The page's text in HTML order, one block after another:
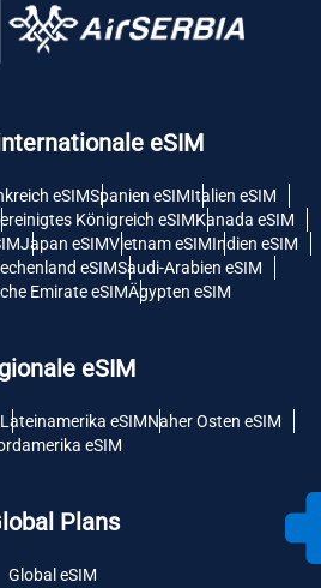
eSIM
eSIMSpanien eSIMItalien eSIM
Königreich eSIMKanada eSIM
Japan eSIMVietnam eSIMIndien eSIM
eSIMSaudi-Arabien eSIM
Emirate eSIMÄgypten eSIM
eSIM
Lateinamerika eSIMNaher Osten eSIM
eSIM
Plans
Global eSIM